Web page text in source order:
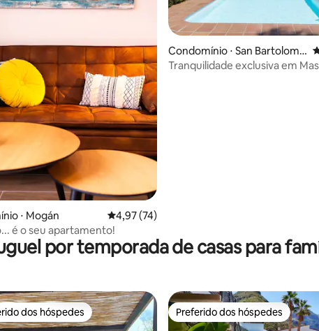
média de 5, 22 avaliações
⋅ Mogán 4,97 de uma avaliação média de 5, 74
4,97 (74)
é o seu apartamento!
Condomínio ⋅ San Bartolomé
de Tirajana
Tranquilidade exclusiva em
por temporada de casas para
melhores preferidos dos hóspedes
dos hóspedes Preferido dos hóspedes
Preferido dos hóspedes